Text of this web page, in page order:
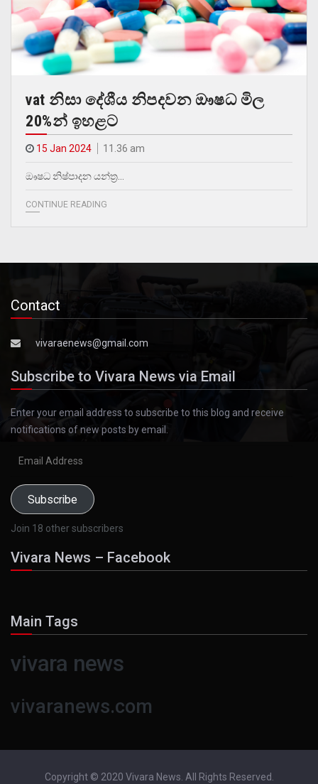
vat නිසා දේශීය නිපදවන ඖෂධ මිල
20%න් ඉහළට
15 Jan 2024 11.36 am
ඖෂධ නිෂ්පාදන යන්ත්‍ර…
CONTINUE READING
Contact
vivaraenews@gmail.com
Subscribe to Vivara News via Email
Enter your email address to subscribe to this blog and receive
notifications of new posts by email.
Subscribe
Join 18 other subscribers
Vivara News – Facebook
Main Tags
vivara news
vivaranews.com
Copyright © 2020 Vivara News. All Rights Reserved.